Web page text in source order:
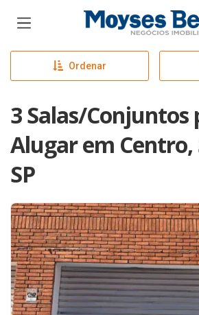
Página inicial
Ordenar
3 Salas/Conjuntos
Alugar em Centro,
SP